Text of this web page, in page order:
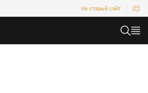
На старый сайт